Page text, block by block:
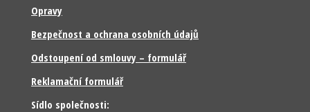
Opravy
Bezpečnost a ochrana osobních údajů
Odstoupení od smlouvy – formulář
Reklamační formulář
Sídlo společnosti: